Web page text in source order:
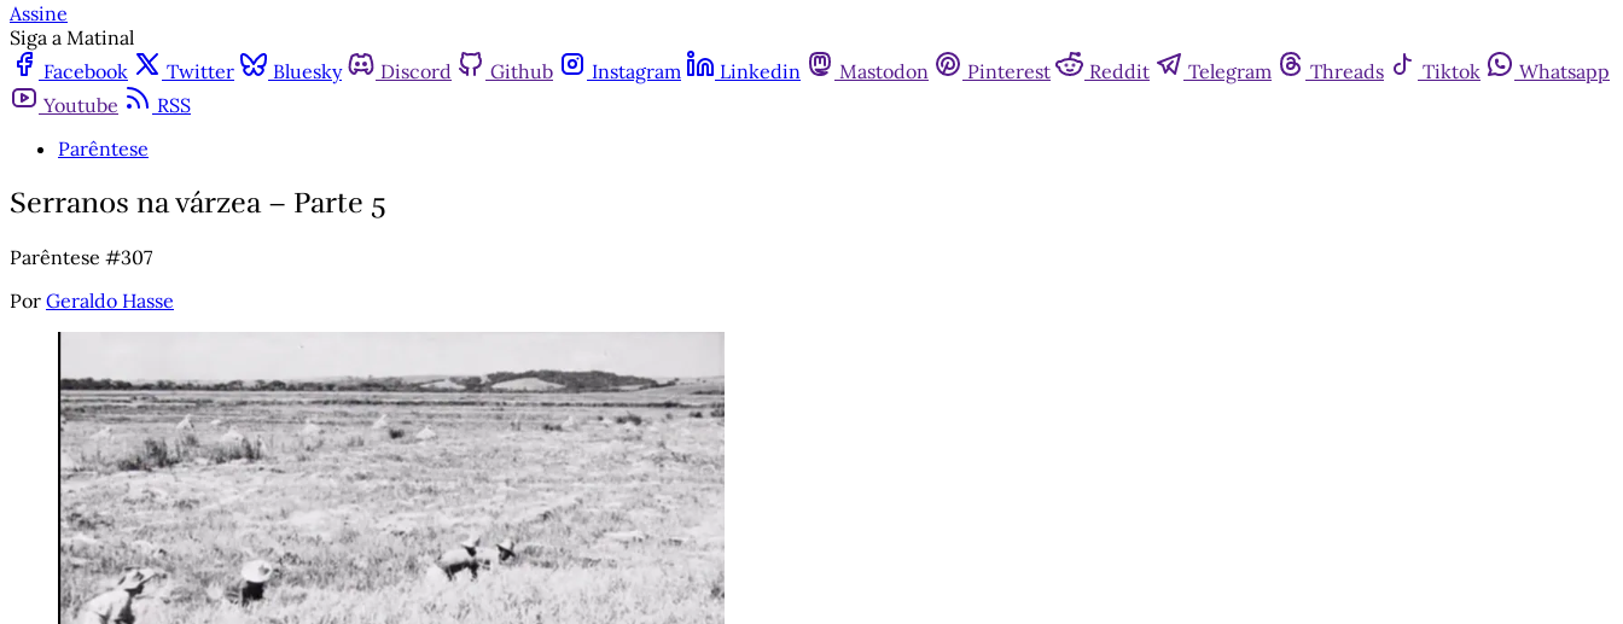
Assine
Siga a Matinal
Facebook
Twitter Bluesky Discord Github Instagram Linkedin Mastodon Pinterest Reddit Telegram Threads Tiktok
Whatsapp
Youtube
RSS
Parêntese
Serranos na várzea – Parte 5
Parêntese #307
Por Geraldo Hasse